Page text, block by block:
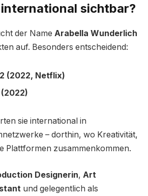
sichtbar?
der Name Arabella Wunderlich
auf. Besonders entscheidend:
(2022, Netflix)
sie international in
– dorthin, wo Kreativität,
Plattformen zusammenkommen.
Designerin, Art
und gelegentlich als